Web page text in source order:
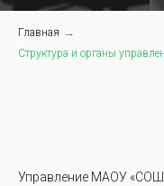
Главная →
Структура и органы
Управление МАОУ «СОШ